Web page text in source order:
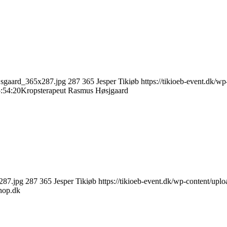
287 365 Jesper Tikiøb https://tikioeb-event.dk/
Kropsterapeut Rasmus Høsjgaard
287 365 Jesper Tikiøb https://tikioeb-event.dk/wp-content/